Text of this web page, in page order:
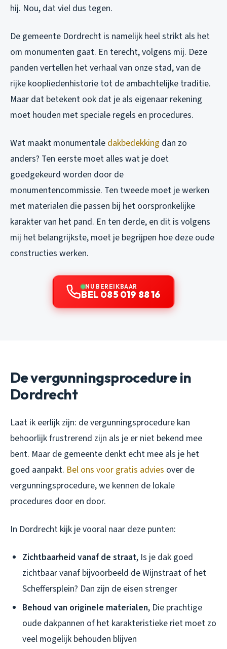
hij. Nou, dat viel dus tegen.
De gemeente Dordrecht is namelijk heel strikt als het
om monumenten gaat. En terecht, volgens mij. Deze
panden vertellen het verhaal van onze stad, van de
rijke koopliedenhistorie tot de ambachtelijke traditie.
Maar dat betekent ook dat je als eigenaar rekening
moet houden met speciale regels en procedures.
Wat maakt monumentale dakbedekking dan zo
anders? Ten eerste moet alles wat je doet
goedgekeurd worden door de
monumentencommissie. Ten tweede moet je werken
met materialen die passen bij het oorspronkelijke
karakter van het pand. En ten derde, en dit is volgens
mij het belangrijkste, moet je begrijpen hoe deze oude
constructies werken.
NU BEREIKBAAR
BEL 085 019 88 16
De vergunningsprocedure in
Dordrecht
Laat ik eerlijk zijn: de vergunningsprocedure kan
behoorlijk frustrerend zijn als je er niet bekend mee
bent. Maar de gemeente denkt echt mee als je het
goed aanpakt. Bel ons voor gratis advies over de
vergunningsprocedure, we kennen de lokale
procedures door en door.
In Dordrecht kijk je vooral naar deze punten:
Zichtbaarheid vanaf de straat, Is je dak goed
zichtbaar vanaf bijvoorbeeld de Wijnstraat of het
Scheffersplein? Dan zijn de eisen strenger
Behoud van originele materialen, Die prachtige
oude dakpannen of het karakteristieke riet moet zo
veel mogelijk behouden blijven